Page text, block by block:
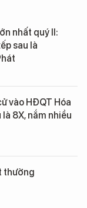
nhất quý II:
sau là
vào HĐQT Hóa
8X, nắm nhiều
thường